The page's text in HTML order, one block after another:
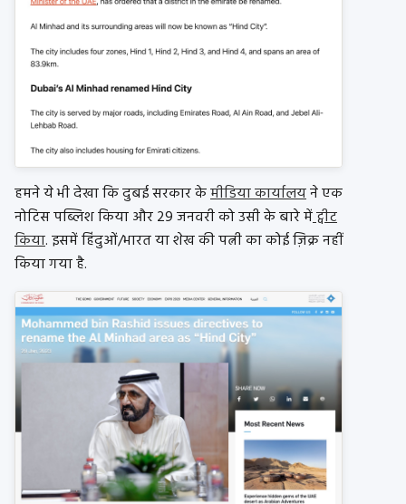
हमने ये भी देखा कि दुबई सरकार केमीडिया कार्यालयने एक
नोटिस पब्लिश किया और 29 जनवरी को उसी के बारे मेंट्वीट
किया. इसमें हिंदुओं/भारत या शेख की पत्नी का कोई ज़िक्र नहीं
किया गया है.